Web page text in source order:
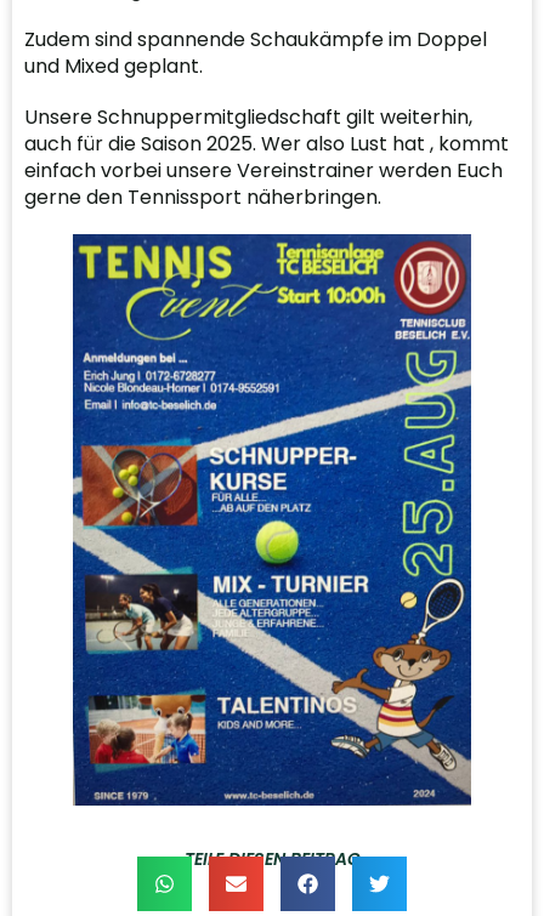
Zudem sind spannende Schaukämpfe im Doppel
und Mixed geplant.
Unsere Schnuppermitgliedschaft gilt weiterhin,
auch für die Saison 2025. Wer also Lust hat , kommt
einfach vorbei unsere Vereinstrainer werden Euch
gerne den Tennissport näherbringen.
TEILE DIESEN BEITRAG